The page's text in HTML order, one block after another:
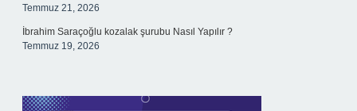
Temmuz 21, 2026
İbrahim Saraçoğlu kozalak şurubu Nasıl Yapılır ?
Temmuz 19, 2026